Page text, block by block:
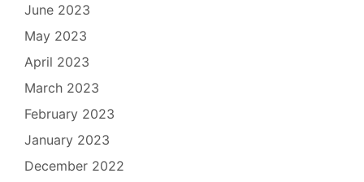
June 2023
May 2023
April 2023
March 2023
February 2023
January 2023
December 2022